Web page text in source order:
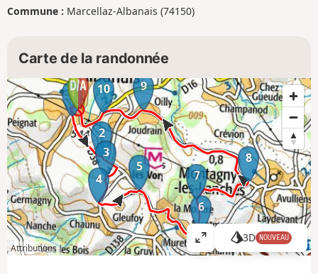
Commune : Marcellaz-Albanais (74150)
Carte de la randonnée
1
2
3
4
5
6
7
8
9
10
Attributions
A
ff
3D NOUVEAU